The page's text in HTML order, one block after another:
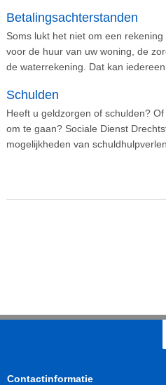
Betalingsachterstanden
Soms lukt het niet om een
voor de huur van uw woning, de
de waterrekening. Dat kan iedereen
Schulden
Heeft u geldzorgen of schulden?
om te gaan? Sociale Dienst
mogelijkheden van
Contactinformatie